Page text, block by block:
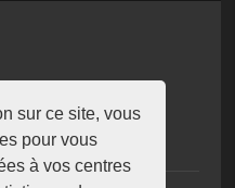
sur ce site, vous
pour vous
à vos centres